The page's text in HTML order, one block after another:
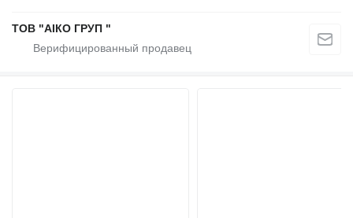
ТОВ "АІКО ГРУП "